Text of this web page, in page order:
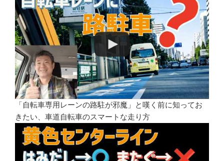
「自転車専用レーンの路駐が邪魔」と嘆く前に知ってお
きたい、車道自転車のスマートな走り方